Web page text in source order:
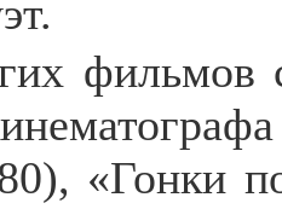
фильмов
«Гонки